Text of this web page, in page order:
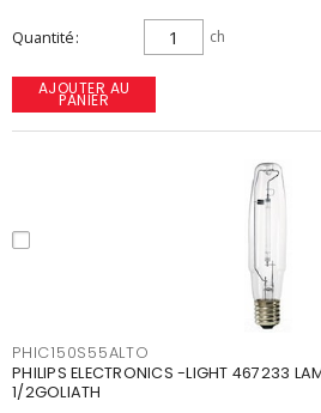
Quantité ch
AJOUTER AU
PANIER
PHIC150S55ALTO
PHILIPS ELECTRONICS -LIGHT 467233
1/2GOLIATH